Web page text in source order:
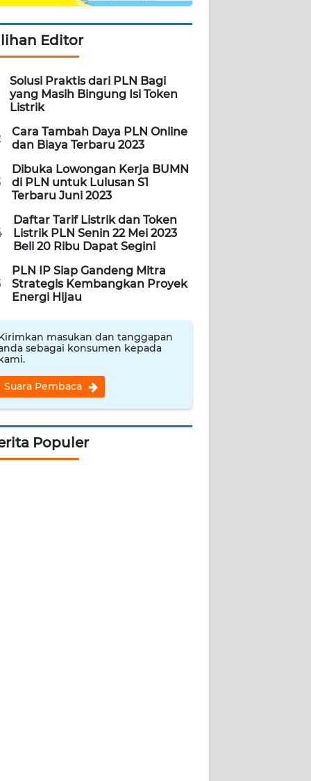
Editor
Solusi Praktis dari PLN Bagi
yang Masih Bingung Isi Token
Listrik
Cara Tambah Daya PLN Online
dan Biaya Terbaru 2023
Dibuka Lowongan Kerja BUMN
di PLN untuk Lulusan S1
Terbaru Juni 2023
Daftar Tarif Listrik dan Token
Listrik PLN Senin 22 Mei 2023
Beli 20 Ribu Dapat Segini
PLN IP Siap Gandeng Mitra
Strategis Kembangkan Proyek
Energi Hijau
masukan dan tanggapan
sebagai konsumen kepada
Suara Pembaca
Populer